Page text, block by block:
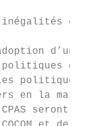
et
de
politiques
en la
seront